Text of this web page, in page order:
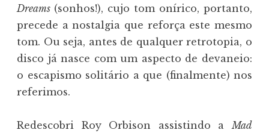
Dreams (sonhos!), cujo tom onírico, portanto,
precede a nostalgia que reforça este mesmo
tom. Ou seja, antes de qualquer retrotopia, o
disco já nasce com um aspecto de devaneio:
o escapismo solitário a que (finalmente) nos
referimos.
Redescobri Roy Orbison assistindo a Mad